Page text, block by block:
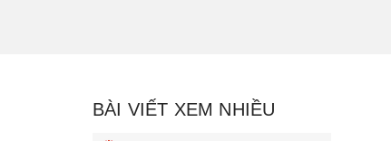
BÀI VIẾT XEM NHIỀU